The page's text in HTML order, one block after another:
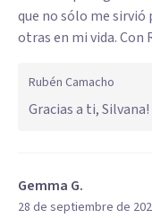
que no sólo me sirvió
otras en mi vida. Con
Rubén Camacho
Gracias a ti, Silvana!
Gemma G.
28 de septiembre de